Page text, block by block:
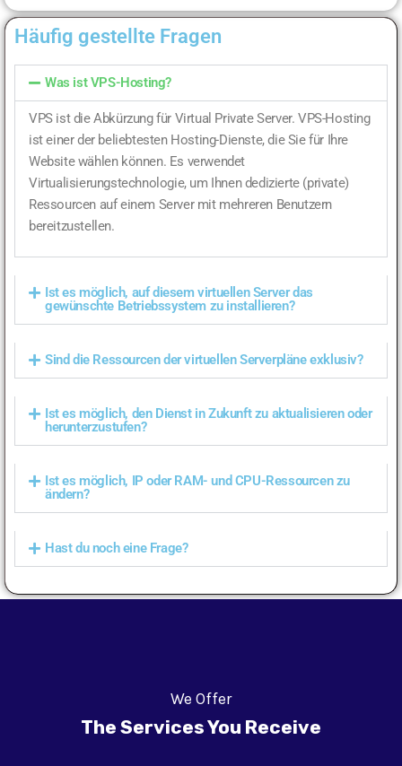
Häufig gestellte Fragen
Was ist VPS-Hosting?
VPS ist die Abkürzung für Virtual Private Server. VPS-Hosting
ist einer der beliebtesten Hosting-Dienste, die Sie für Ihre
Website wählen können. Es verwendet
Virtualisierungstechnologie, um Ihnen dedizierte (private)
Ressourcen auf einem Server mit mehreren Benutzern
bereitzustellen.
Ist es möglich, auf diesem virtuellen Server das
gewünschte Betriebssystem zu installieren?
Sind die Ressourcen der virtuellen Serverpläne exklusiv?
Ist es möglich, den Dienst in Zukunft zu aktualisieren oder
herunterzustufen?
Ist es möglich, IP oder RAM- und CPU-Ressourcen zu
ändern?
Hast du noch eine Frage?
We Offer
The Services You Receive